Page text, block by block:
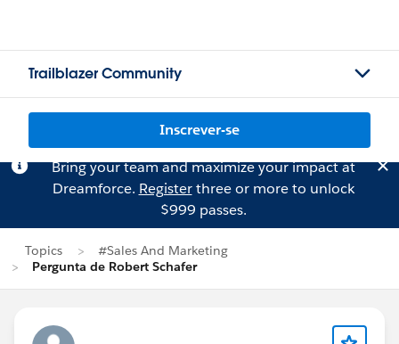
Trailblazer Community
Inscrever-se
Bring your team and maximize your impact at
Dreamforce. Registerthree or more to unlock
$999 passes.
Topics
#Sales And Marketing
Pergunta de Robert Schafer